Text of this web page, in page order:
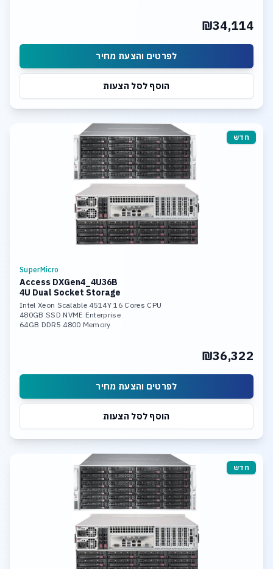
₪34,114
לפרטים והצעת מחיר
הוסף לסל הצעות
חדש
SuperMicro
Access DXGen4_4U36B
4U Dual Socket Storage
Intel Xeon Scalable 4514Y 16 Cores CPU
480GB SSD NVME Enterprise
64GB DDR5 4800 Memory
₪36,322
לפרטים והצעת מחיר
הוסף לסל הצעות
חדש